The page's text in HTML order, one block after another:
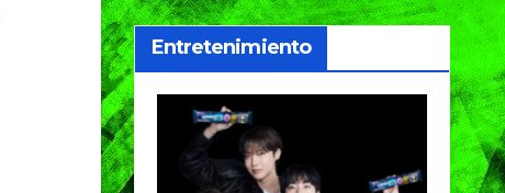
Entretenimiento